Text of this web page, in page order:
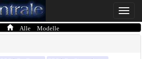
Toggle
Alle Modelle